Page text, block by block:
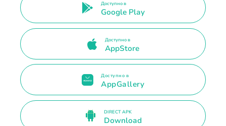
Доступно в
Google Play
Доступно в
AppStore
Доступно в
AppGallery
DIRECT APK
Download